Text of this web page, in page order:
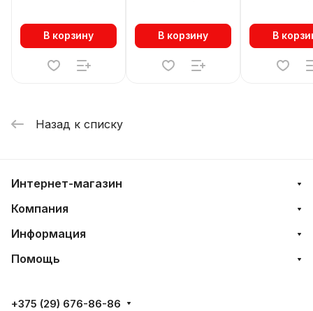
В корзину В корзину В
Назад к списку
Интернет-магазин
Компания
Информация
Помощь
+375 (29) 676-86-86